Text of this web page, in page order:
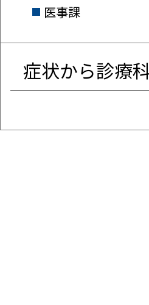
医事課
症状から診療